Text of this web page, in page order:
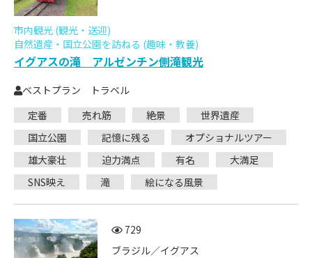
市内観光 (観光・送迎)
自然遺産・国立公園を訪ねる (趣味・教養)
イグアスの滝 アルゼンチン側滝観光
ベストプラン トラベル
定番
売れ筋 絶景
世界遺産
国立公園
記憶に残る
オプショナルツアー
雄大豪壮
迫力満点 有名
大満足
SNS映え
滝 絵になる風景
729
ブラジル／イグアス